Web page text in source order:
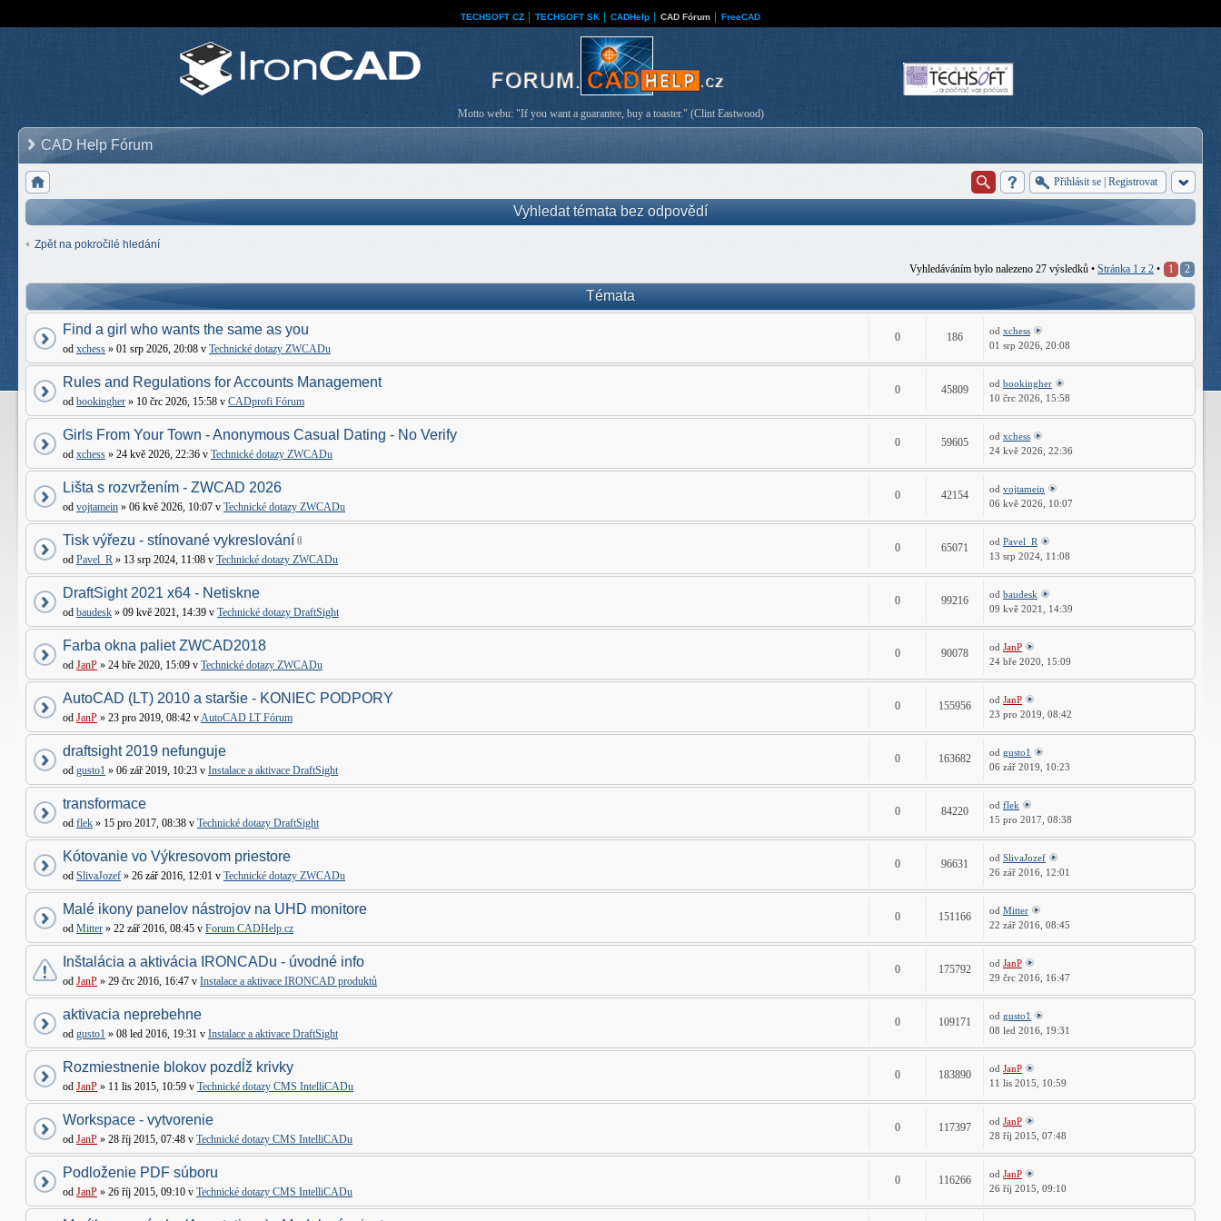
TECHSOFT CZ TECHSOFT SK CADHelp CAD Fórum FreeCAD
Motto webu: "If you want a guarantee, buy a toaster." (Clint Eastwood)
CAD Help Fórum
Přihlásit se Registrovat
Vyhledat témata bez odpovědí
Zpět na pokročilé hledání
Vyhledáváním bylo nalezeno 27 výsledků • Stránka 1 z 2 • 1 2
Témata
Find a girl who wants the same as you
od xchess » 01 srp 2026, 20:08 v Technické dotazy ZWCADu
0 186 od xchess
01 srp 2026, 20:08
Rules and Regulations for Accounts Management
od bookingher » 10 črc 2026, 15:58 v CADprofi Fórum
0 45809 od bookingher
10 črc 2026, 15:58
Girls From Your Town - Anonymous Casual Dating - No Verify
od xchess » 24 kvě 2026, 22:36 v Technické dotazy ZWCADu
0 59605 od xchess
24 kvě 2026, 22:36
Lišta s rozvržením - ZWCAD 2026
od vojtamein » 06 kvě 2026, 10:07 v Technické dotazy ZWCADu
0 42154 od vojtamein
06 kvě 2026, 10:07
Tisk výřezu - stínované vykreslování
od Pavel_R » 13 srp 2024, 11:08 v Technické dotazy ZWCADu
0 65071 od Pavel_R
13 srp 2024, 11:08
DraftSight 2021 x64 - Netiskne
od baudesk » 09 kvě 2021, 14:39 v Technické dotazy DraftSight
0 99216 od baudesk
09 kvě 2021, 14:39
Farba okna paliet ZWCAD2018
od JanP » 24 bře 2020, 15:09 v Technické dotazy ZWCADu
0 90078 od JanP
24 bře 2020, 15:09
AutoCAD (LT) 2010 a staršie - KONIEC PODPORY
od JanP » 23 pro 2019, 08:42 vAutoCAD LT Fórum
0 155956 od JanP
23 pro 2019, 08:42
draftsight 2019 nefunguje
od gusto1 » 06 zář 2019, 10:23 v Instalace a aktivace DraftSight
0 163682 od gusto1
06 zář 2019, 10:23
transformace
od flek » 15 pro 2017, 08:38 v Technické dotazy DraftSight
0 84220 od flek
15 pro 2017, 08:38
Kótovanie vo Výkresovom priestore
od SlivaJozef » 26 zář 2016, 12:01 v Technické dotazy ZWCADu
0 96631 od SlivaJozef
26 zář 2016, 12:01
Malé ikony panelov nástrojov na UHD monitore
od Mitter » 22 zář 2016, 08:45 v Forum CADHelp.cz
0 151166 od Mitter
22 zář 2016, 08:45
Inštalácia a aktivácia IRONCADu - úvodné info
od JanP » 29 črc 2016, 16:47 v Instalace a aktivace IRONCAD produktů
0 175792 od JanP
29 črc 2016, 16:47
aktivacia neprebehne
od gusto1 » 08 led 2016, 19:31 v Instalace a aktivace DraftSight
0 109171 od gusto1
08 led 2016, 19:31
Rozmiestnenie blokov pozdĺž krivky
od JanP » 11 lis 2015, 10:59 v Technické dotazy CMS IntelliCADu
0 183890 od JanP
11 lis 2015, 10:59
Workspace - vytvorenie
od JanP » 28 říj 2015, 07:48 v Technické dotazy CMS IntelliCADu
0 117397 od JanP
28 říj 2015, 07:48
Podloženie PDF súboru
od JanP » 26 říj 2015, 09:10 v Technické dotazy CMS IntelliCADu
0 116266 od JanP
26 říj 2015, 09:10